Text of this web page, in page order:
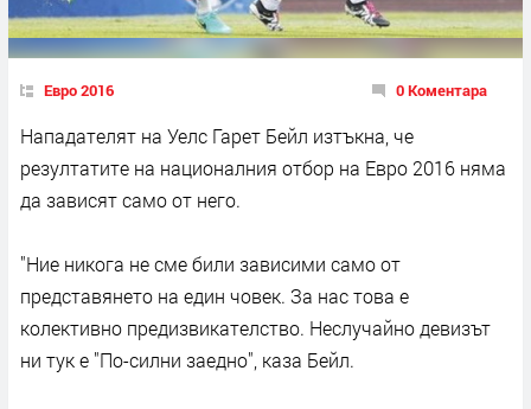
Евро 2016 0 Коментара
Нападателят на Уелс Гарет Бейл изтъкна, че
резултатите на националния отбор на Евро 2016 няма
да зависят само от него.
"Ние никога не сме били зависими само от
представянето на един човек. За нас това е
колективно предизвикателство. Неслучайно девизът
ни тук е "По-силни заедно", каза Бейл.